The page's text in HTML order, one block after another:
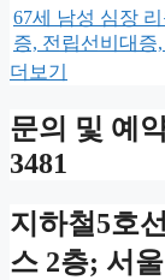
67세 남성 심장
증, 전립선비대증
더보기
문의 및 예
3481
지하철5호
스 2층; 서